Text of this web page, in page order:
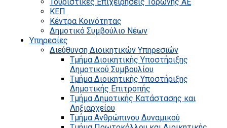
ΚΕΠ
Κέντρα Κοινότητας
Δημοτικό Συμβούλιο Νέων
Υπηρεσίες
Διεύθυνση Διοικητικών Υπηρεσιών
Τμήμα Διοικητικής Υποστήριξης
Δημοτικού Συμβουλίου
Τμήμα Διοικητικής Υποστήριξης
Δημοτικής Επιτροπής
Τμήμα Δημοτικής Κατάστασης και
Ληξιαρχείου
Τμήμα Ανθρώπινου Δυναμικού